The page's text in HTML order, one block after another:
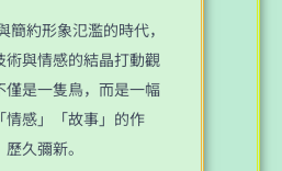
簡約形象氾濫的時代，
術與情感的結晶打動觀
僅是一隻鳥，而是一幅
情感」「故事」的作
久彌新。